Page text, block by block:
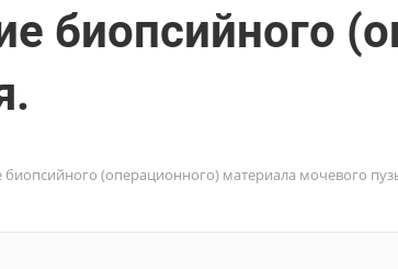
биопсийного
биопсийного (операционного) материала мочевого